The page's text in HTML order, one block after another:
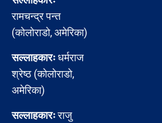
रामचन्द्र पन्त
(कोलोराडो, अमेरिका)
सल्लाहकारःधर्मराज
श्रेष्ठ (कोलोराडो,
अमेरिका)
सल्लाहकारःराजु